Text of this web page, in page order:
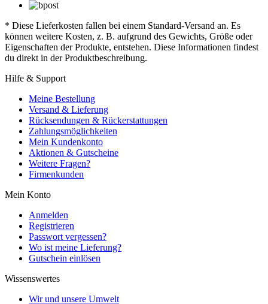
* Diese Lieferkosten fallen bei einem Standard-Versand an. Es
können weitere Kosten, z. B. aufgrund des Gewichts, Größe oder
Eigenschaften der Produkte, entstehen. Diese Informationen findest
du direkt in der Produktbeschreibung.
Hilfe & Support
Meine Bestellung
Versand & Lieferung
Rücksendungen & Rückerstattungen
Zahlungsmöglichkeiten
Mein Kundenkonto
Aktionen & Gutscheine
Weitere Fragen?
Firmenkunden
Mein Konto
Anmelden
Registrieren
Passwort vergessen?
Wo ist meine Lieferung?
Gutschein einlösen
Wissenswertes
Wir und unsere Umwelt